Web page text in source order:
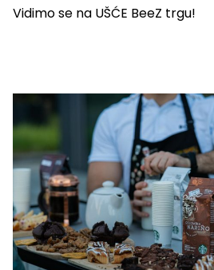
Vidimo se na UŠĆE BeeZ trgu!